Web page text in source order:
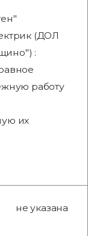
(ДОЛ
:
работу
их
не указана